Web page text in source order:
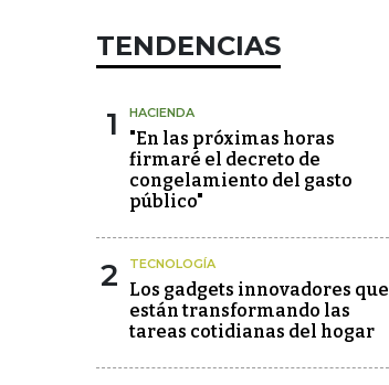
TENDENCIAS
1 HACIENDA
"En las próximas horas
firmaré el decreto de
congelamiento del gasto
público"
2 TECNOLOGÍA
Los gadgets innovadores que
están transformando las
tareas cotidianas del hogar